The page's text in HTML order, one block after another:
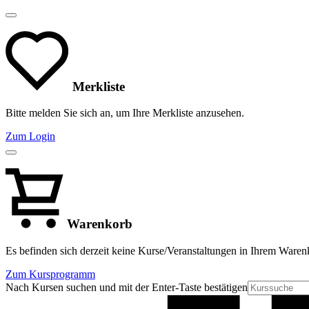
Merkliste
Bitte melden Sie sich an, um Ihre Merkliste anzusehen.
Zum Login
Warenkorb
Es befinden sich derzeit keine Kurse/Veranstaltungen in Ihrem
Zum Kursprogramm
Nach Kursen suchen und mit der Enter-Taste bestätigen